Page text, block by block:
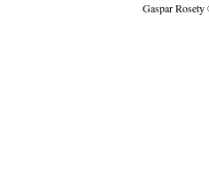
Gaspar